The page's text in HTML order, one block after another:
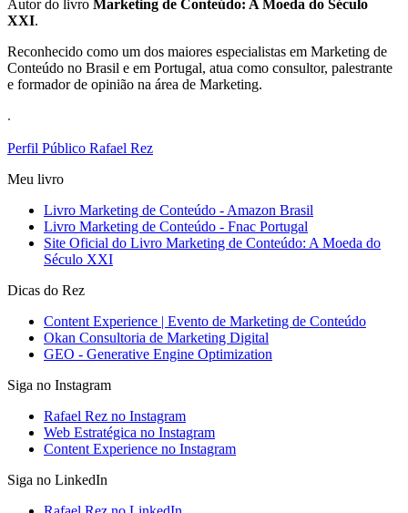
Autor do livro Marketing de Conteúdo: A Moeda do Século
XXI.
Reconhecido como um dos maiores especialistas em Marketing de
Conteúdo no Brasil e em Portugal, atua como consultor, palestrante
e formador de opinião na área de Marketing.
.
Perfil Público Rafael Rez
Meu livro
Livro Marketing de Conteúdo - Amazon Brasil
Livro Marketing de Conteúdo - Fnac Portugal
Site Oficial do Livro Marketing de Conteúdo: A Moeda do
Século XXI
Dicas do Rez
Content Experience | Evento de Marketing de Conteúdo
Okan Consultoria de Marketing Digital
GEO - Generative Engine Optimization
Siga no Instagram
Rafael Rez no Instagram
Web Estratégica no Instagram
Content Experience no Instagram
Siga no LinkedIn